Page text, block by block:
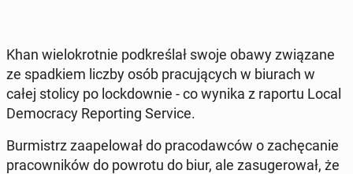
Khan wie­lo­krot­nie pod­kre­ślał swoje obawy zwią­za­ne
ze spad­kiem liczby osób pra­cu­ją­cych w biurach w
całej stolicy po lock­dow­nie - co wynika z raportu Local
De­mo­cra­cy Re­por­ting Service.
Bur­mistrz za­ape­lo­wał do pra­co­daw­ców o za­chę­ca­nie
pra­cow­ni­ków do powrotu do biur, ale za­su­ge­ro­wał, że